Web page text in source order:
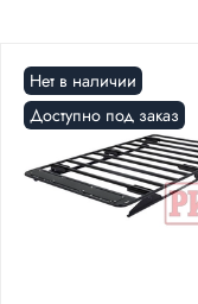
Нет в наличии
Доступно под заказ